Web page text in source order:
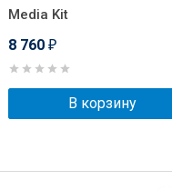
Media Kit
8 760 ₽
В корзину